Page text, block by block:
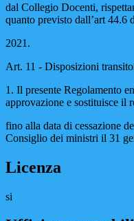
dal Collegio Docenti,
quanto previsto dall’art 44.6
2021.
Art. 11 - Disposizioni
1. Il presente Regolamento
approvazione e sostituisce il
fino alla data di cessazione
Consiglio dei ministri il 31
Licenza
si